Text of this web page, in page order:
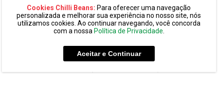
Cookies Chilli Beans: Para oferecer uma navegação
personalizada e melhorar sua experiência no nosso site, nós
utilizamos cookies. Ao continuar navegando, você concorda
com a nossa Política de Privacidade.
Aceitar e Continuar
ltda. cnpj: 14.439.371/0002-60
alameda amazonas, 594, terreo mezanino, alphaville